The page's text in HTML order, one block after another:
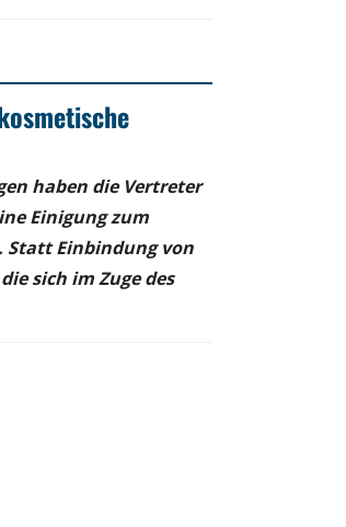
haben die Vertreter
Einigung zum
Statt Einbindung von
sich im Zuge des